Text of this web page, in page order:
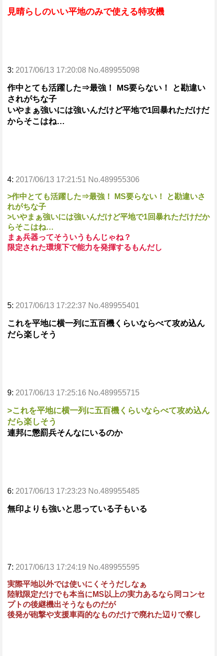
見晴らしのいい平地のみで使える特攻機
3: 2017/06/13 17:20:08 No.489955098
作中とても活躍した⇒最強！ MS要らない！ と勘違い
されがちな子
いやまぁ強いには強いんだけど平地で1回暴れただけだ
からそこはね…
4: 2017/06/13 17:21:51 No.489955306
>作中とても活躍した⇒最強！ MS要らない！ と勘違いさ
れがちな子
>いやまぁ強いには強いんだけど平地で1回暴れただけだか
らそこはね…
まぁ兵器ってそういうもんじゃね？
限定された環境下で能力を発揮するもんだし
5: 2017/06/13 17:22:37 No.489955401
これを平地に横一列に五百機くらいならべて攻め込ん
だら楽しそう
9: 2017/06/13 17:25:16 No.489955715
>これを平地に横一列に五百機くらいならべて攻め込ん
だら楽しそう
連邦に懲罰兵そんなにいるのか
6: 2017/06/13 17:23:23 No.489955485
無印よりも強いと思っている子もいる
7: 2017/06/13 17:24:19 No.489955595
実際平地以外では使いにくそうだしなぁ
陸戦限定だけでも本当にMS以上の実力あるなら同コンセ
プトの後継機出そうなものだが
後発が砲撃や支援車両的なものだけで廃れた辺りで察し